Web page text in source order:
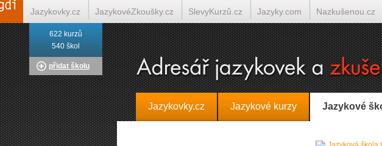
Jazykovky.cz Jazykové kurzy Jazykové
622 kurzů
540 škol
přidat školu
Jazykovky.cz JazykovéZkoušky.cz SlevyKurzů.cz Jazyky.com Nazkušenou.cz
Italština on-line Tlumočení-Překlady.cz Překládá.cz Tlumočí.cz